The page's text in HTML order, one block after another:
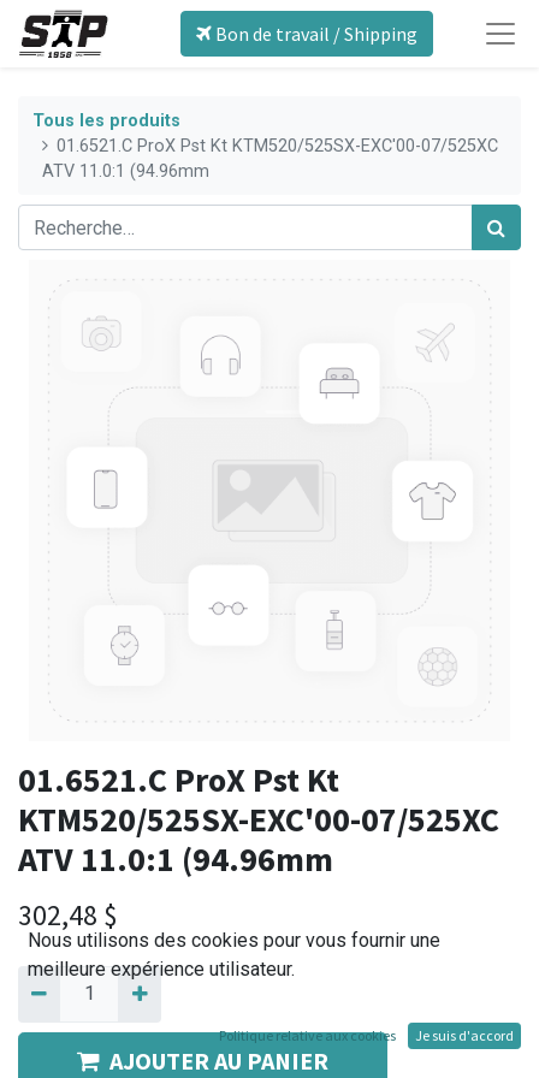
Bon de travail / Shipping
Tous les produits
01.6521.C ProX Pst Kt KTM520/525SX-EXC'00-07/525XC
ATV 11.0:1 (94.96mm
01.6521.C ProX Pst Kt
KTM520/525SX-EXC'00-07/525XC
ATV 11.0:1 (94.96mm
302,48 $
AJOUTER AU PANIER
Nous utilisons des cookies pour vous fournir une
meilleure expérience utilisateur.
Politique relative aux cookies Je suis d'accord